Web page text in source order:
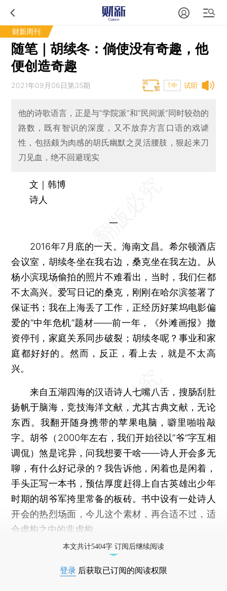
财新周刊
随笔｜胡续冬：倘使没有奇趣，他
便创造奇趣
试听
2021年09月06日第35期 T中
他的诗歌语言，正是与“学院派”和“民间派”同时较劲的
路数，既有智识的深度，又不放弃方言口语的戏谑
性，包括颇为肉感的胡氏幽默之灵活腰肢，狠起来刀
刀见血，绝不回避现实
文｜韩博
诗人
一
2016年7月底的一天。海南文昌。希尔顿酒店
会议室，胡续冬坐在我右边，桑克坐在我左边。从
杨小滨现场偷拍的照片不难看出，当时，我们仨都
不太高兴。爱写日记的桑克，刚刚在哈尔滨签署了
保证书；我在上海丢了工作，正经历好莱坞电影偏
爱的“中年危机”题材——前一年，《外滩画报》撤
资停刊，家庭关系同步破裂；胡续冬呢？事业和家
庭都好好的。然而，反正，看上去，就是不太高
兴。
来自五湖四海的汉语诗人七嘴八舌，搜肠刮肚
扬帆于脑海，竞技海洋文献，尤其古典文献，无论
东西。我翻开随身携带的苹果电脑，噼里啪啦敲
字。胡爷（2000年左右，我们开始径以“爷”字互相
调侃）煞是诧异，问我想要干啥——诗人开会多无
聊，有什么好记录的？我告诉他，闲着也是闲着，
手头正写一本书，预估厚度赶得上自古英雄出少年
时期的胡爷军挎里常备的板砖。书中设有一处诗人
开会的热烈场面，今儿这个素材，再合适不过，适
合虚构之中的非虚构。
本文共计5404字 订阅后继续阅读
登录 后获取已订阅的阅读权限